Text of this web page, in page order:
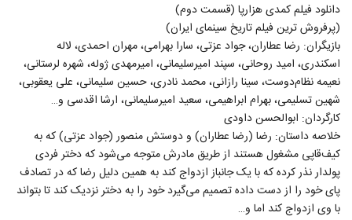
دانلود فیلم کمدی هزارپا (قسمت دوم)
(پرفروش ترین فیلم تاریخ سینمای ایران)
بازیگران: رضا عطاران، جواد عزتی، سارا بهرامی، مهران احمدی، لاله
اسکندری، امید روحانی، سپند امیرسلیمانی، امیرمهدی ژوله، شهره لرستانی،
نعیمه نظام‌دوست، سینا رازانی، محمد نادری، حسین سلیمانی، علی یعقوبی،
شهین تسلیمی، بهرام ابراهیمی، سعید امیرسلیمانی، ارشا اقدسی و…
کارگردان: ابوالحسن داودی
خلاصه داستان: رضا (رضا عطاران) و دوستش منصور (جواد عزتی) که به
کیف‌قاپی مشغول هستند از طریق مادرش متوجه می‌شود که دختر فردی
پولدار نذر کرده که با یک جانباز ازدواج کند به همین دلیل رضا که در تصادف
پای خود را از دست داده تصمیم می‌گیرد خود را به دختر نزدیک کند تا بتواند
با وی ازدواج کند اما و…